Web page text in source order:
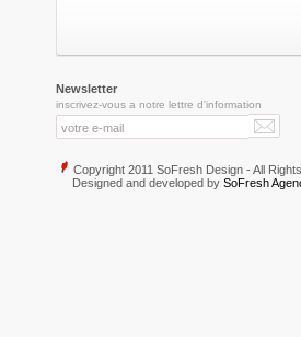
Newsletter
inscrivez-vous a notre lettre d'information
Copyright 2011 SoFresh Design - All
Designed and developed by SoFresh